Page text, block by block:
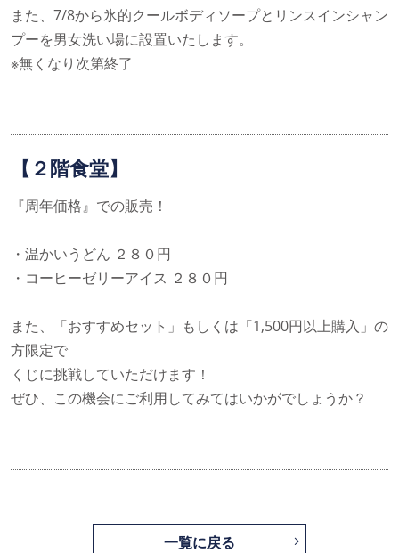
また、7/8から氷的クールボディソープとリンスインシャン
プーを男女洗い場に設置いたします。
※無くなり次第終了
【２階食堂】
『周年価格』での販売！
・温かいうどん ２８０円
・コーヒーゼリーアイス ２８０円
また、「おすすめセット」もしくは「1,500円以上購入」の
方限定で
くじに挑戦していただけます！
ぜひ、この機会にご利用してみてはいかがでしょうか？
一覧に戻る